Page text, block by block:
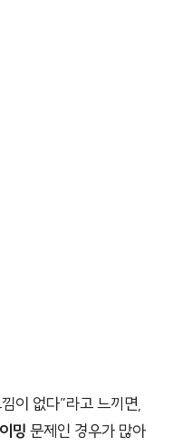
이 없다”라고 느끼면,
밍 문제인 경우가 많아